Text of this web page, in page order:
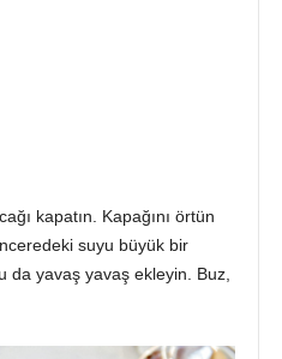
kapatın. Kapağını örtün
suyu büyük bir
da yavaş yavaş ekleyin. Buz,